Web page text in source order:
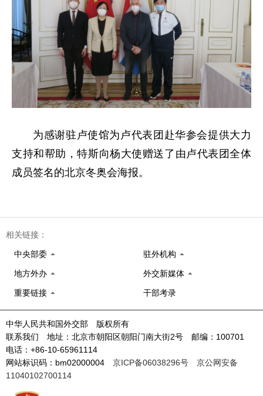
为感谢驻卢使馆为卢代表团赴华参会提供大力
支持和帮助，特斯向杨大使赠送了由卢代表团全体
成员签名的北京冬奥会海报。
相关链接：
中央部委 驻外机构
地方外办 外交新媒体
重要链接 干部考录
中华人民共和国外交部 版权所有
联系我们 地址：北京市朝阳区朝阳门南大街2号 邮编：100701
电话：+86-10-65961114
网站标识码：bm02000004 京ICP备06038296号
京公网安备
11040102700114